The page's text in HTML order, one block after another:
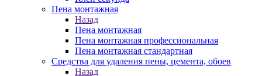
Пена монтажная
Назад
Пена монтажная
Пена монтажная профессиональная
Пена монтажная стандартная
Средства для удаления пены, цемента, обоев
Назад